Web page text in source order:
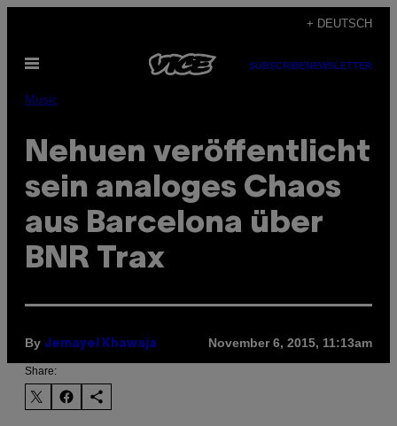
content
+ DEUTSCH
Open
SUBSCRIBENEWSLETTER
Music
Nehuen veröffentlicht
sein analoges Chaos
aus Barcelona über
BNR Trax
By Jemayel Khawaja November 6, 2015, 11:13am
Share: